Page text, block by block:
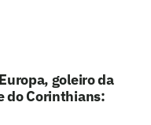
goleiro da
do Corinthians: